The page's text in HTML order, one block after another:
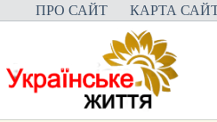
Перейти
до
ПРО САЙТ КАРТА